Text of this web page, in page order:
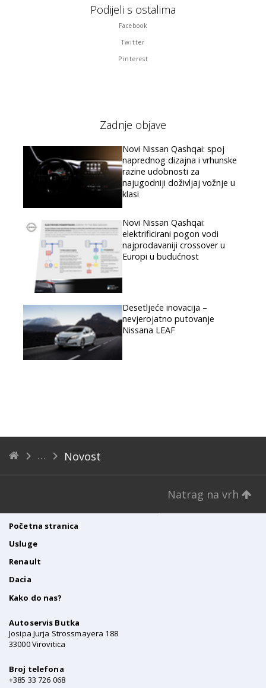
Podijeli s ostalima
Facebook
Twitter
Pinterest
Zadnje objave
Novi Nissan Qashqai: spoj
naprednog dizajna i vrhunske
razine udobnosti za
najugodniji doživljaj vožnje u
klasi
Novi Nissan Qashqai:
elektrificirani pogon vodi
najprodavaniji crossover u
Europi u budućnost
Desetljeće inovacija –
nevjerojatno putovanje
Nissana LEAF
Novost
Natrag na vrh
Početna stranica
Usluge
Renault
Dacia
Kako do nas?
Autoservis Butka
Josipa Jurja Strossmayera 188
33000 Virovitica
Broj telefona
+385 33 726 068